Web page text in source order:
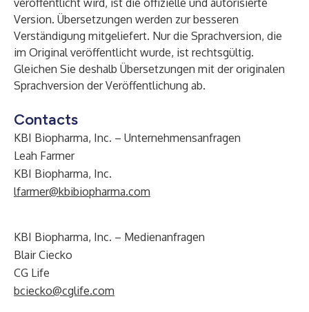
veröffentlicht wird, ist die offizielle und autorisierte
Version. Übersetzungen werden zur besseren
Verständigung mitgeliefert. Nur die Sprachversion, die
im Original veröffentlicht wurde, ist rechtsgültig.
Gleichen Sie deshalb Übersetzungen mit der originalen
Sprachversion der Veröffentlichung ab.
Contacts
KBI Biopharma, Inc. – Unternehmensanfragen
Leah Farmer
KBI Biopharma, Inc.
lfarmer@kbibiopharma.com
KBI Biopharma, Inc. – Medienanfragen
Blair Ciecko
CG Life
bciecko@cglife.com